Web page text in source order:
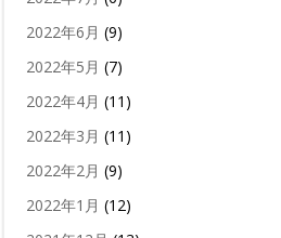
2022年6月 (9)
2022年5月 (7)
2022年4月 (11)
2022年3月 (11)
2022年2月 (9)
2022年1月 (12)